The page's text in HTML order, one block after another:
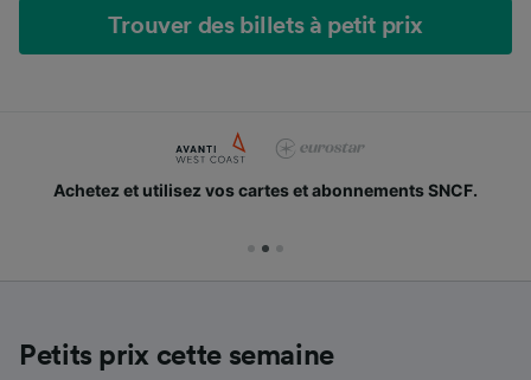
Trouver des billets à petit prix
Achetez et utilisez vos cartes et abonnements SNCF.
Petits prix cette semaine